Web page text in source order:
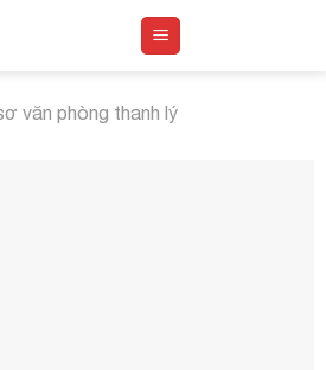
văn phòng thanh lý